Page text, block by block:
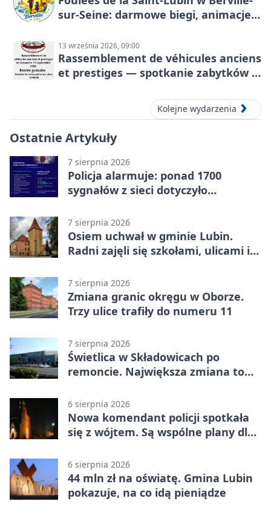
sur-Seine: darmowe biegi, animacje i
13 września 2026, 09:00
Rassemblement de véhicules anciens
et prestiges — spotkanie zabytków i
Kolejne wydarzenia
Ostatnie Artykuły
7 sierpnia 2026
Policja alarmuje: ponad 1700
sygnałów z sieci dotyczyło
7 sierpnia 2026
Osiem uchwał w gminie Lubin.
Radni zajęli się szkołami, ulicami i
7 sierpnia 2026
Zmiana granic okręgu w Oborze.
Trzy ulice trafiły do numeru 11
7 sierpnia 2026
Świetlica w Składowicach po
remoncie. Największa zmiana to
6 sierpnia 2026
Nowa komendant policji spotkała
się z wójtem. Są wspólne plany dla
6 sierpnia 2026
44 mln zł na oświatę. Gmina Lubin
pokazuje, na co idą pieniądze